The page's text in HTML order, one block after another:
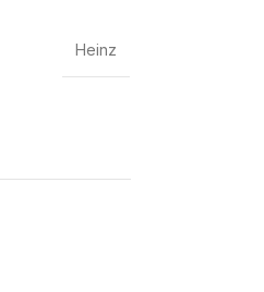
Heinz